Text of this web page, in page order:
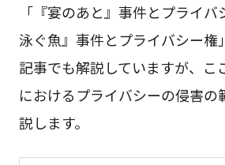
「『宴のあと』事件とプライ
泳ぐ魚』事件とプライバシー権
記事でも解説していますが、こ
におけるプライバシーの侵害の
説します。